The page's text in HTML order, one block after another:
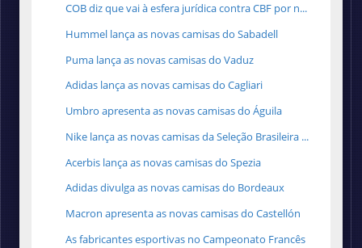
COB diz que vai à esfera jurídica contra CBF por n...
Hummel lança as novas camisas do Sabadell
Puma lança as novas camisas do Vaduz
Adidas lança as novas camisas do Cagliari
Umbro apresenta as novas camisas do Águila
Nike lança as novas camisas da Seleção Brasileira ...
Acerbis lança as novas camisas do Spezia
Adidas divulga as novas camisas do Bordeaux
Macron apresenta as novas camisas do Castellón
As fabricantes esportivas no Campeonato Francês